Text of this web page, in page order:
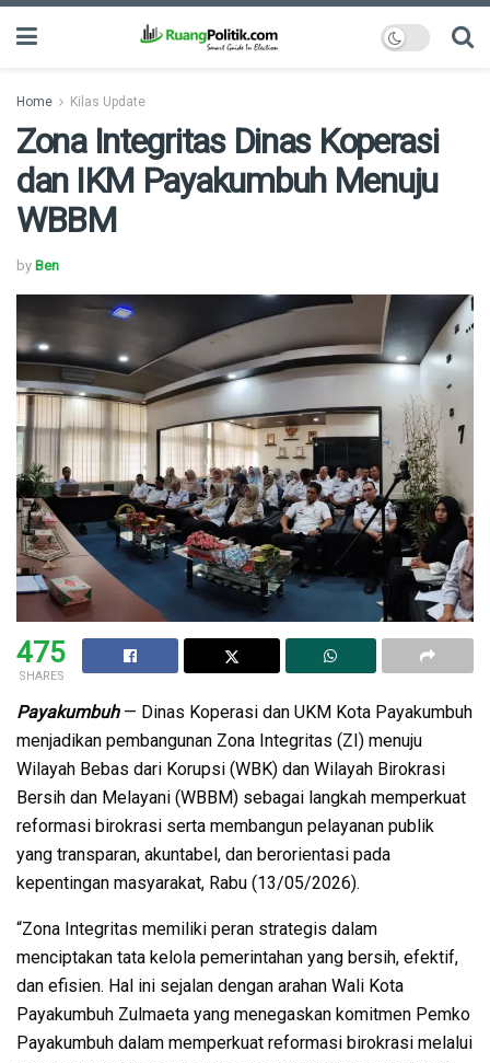
Home Kilas Update
Zona Integritas Dinas Koperasi
dan IKM Payakumbuh Menuju
WBBM
by Ben
475
SHARES
Payakumbuh— Dinas Koperasi dan UKM Kota Payakumbuh
menjadikan pembangunan Zona Integritas (ZI) menuju
Wilayah Bebas dari Korupsi (WBK) dan Wilayah Birokrasi
Bersih dan Melayani (WBBM) sebagai langkah memperkuat
reformasi birokrasi serta membangun pelayanan publik
yang transparan, akuntabel, dan berorientasi pada
kepentingan masyarakat, Rabu (13/05/2026).
“Zona Integritas memiliki peran strategis dalam
menciptakan tata kelola pemerintahan yang bersih, efektif,
dan efisien. Hal ini sejalan dengan arahan Wali Kota
Payakumbuh Zulmaeta yang menegaskan komitmen Pemko
Payakumbuh dalam memperkuat reformasi birokrasi melalui